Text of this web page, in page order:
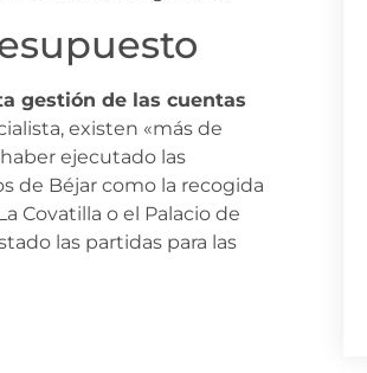
gestión de las cuentas
existen «más de
ejecutado las
de Béjar como la recogida
Covatilla o el Palacio de
las partidas para las